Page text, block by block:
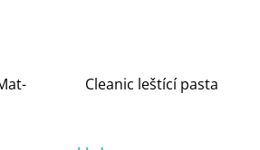
Cleanic leštící pasta